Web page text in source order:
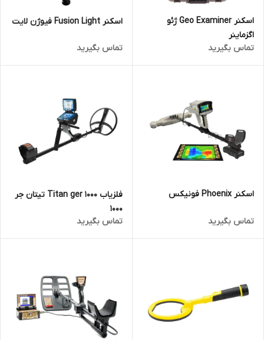
اسکنر Geo Examiner ژئو
اگزماینر
تماس بگیرید
اسکنر Fusion Light فیوژن لایت
تماس بگیرید
اسکنر Phoenix فونیکس
تماس بگیرید
فلزیاب Titan ger 1000 تیتان جر
1000
تماس بگیرید